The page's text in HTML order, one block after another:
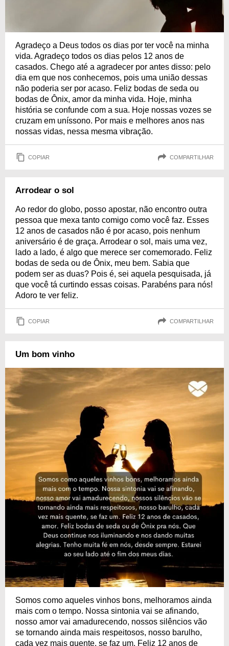
Agradeço a Deus todos os dias por ter você na minha
vida. Agradeço todos os dias pelos 12 anos de
casados. Chego até a agradecer por antes disso: pelo
dia em que nos conhecemos, pois uma união dessas
não poderia ser por acaso. Feliz bodas de seda ou
bodas de Ônix, amor da minha vida. Hoje, minha
história se confunde com a sua. Hoje nossas vozes se
cruzam em uníssono. Por mais e melhores anos nas
nossas vidas, nessa mesma vibração.
COPIAR COMPARTILHAR
Arrodear o sol
Ao redor do globo, posso apostar, não encontro outra
pessoa que mexa tanto comigo como você faz. Esses
12 anos de casados não é por acaso, pois nenhum
aniversário é de graça. Arrodear o sol, mais uma vez,
lado a lado, é algo que merece ser comemorado. Feliz
bodas de seda ou de Ônix, meu bem. Sabia que
podem ser as duas? Pois é, sei aquela pesquisada, já
que você tá curtindo essas coisas. Parabéns para nós!
Adoro te ver feliz.
COPIAR COMPARTILHAR
Um bom vinho
Somos como aqueles vinhos bons, melhoramos ainda
mais com o tempo. Nossa sintonia vai se afinando,
nosso amor vai amadurecendo, nossos silêncios vão
se tornando ainda mais respeitosos, nosso barulho,
cada vez mais quente, se faz um. Feliz 12 anos de